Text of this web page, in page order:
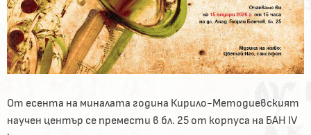
От есента на миналата година Кирило-Методиевският
научен център се премести в бл. 25 от корпуса на БАН IV